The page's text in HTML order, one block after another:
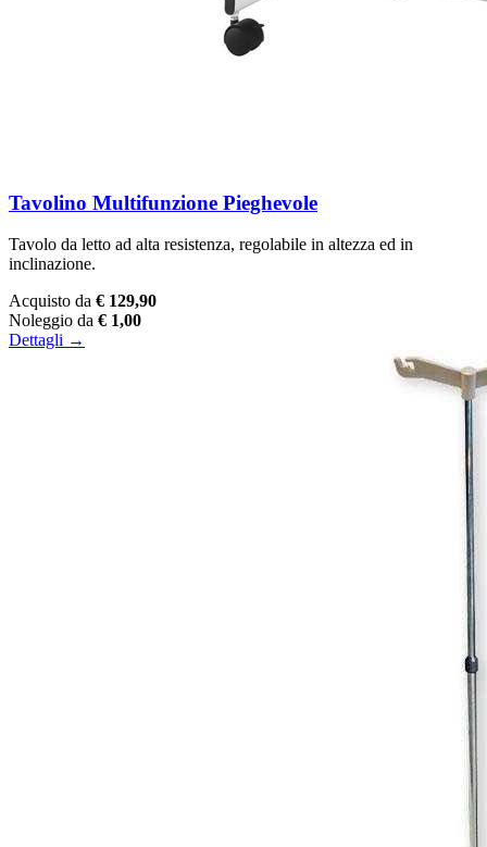
Tavolino Multifunzione Pieghevole
Tavolo da letto ad alta resistenza, regolabile in altezza ed in
inclinazione.
Acquisto da € 129,90
Noleggio da € 1,00
Dettagli →